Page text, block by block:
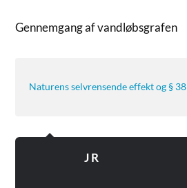
Gennemgang af vandløbsgrafen
Naturens selvrensende effekt og § 38
J R